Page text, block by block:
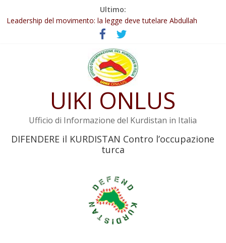
Ultimo:
Abdullah Öcalan: Le legge negativa deve essere trasformata in
legge positiva
Leadership del movimento: la legge deve tutelare Abdullah
Öcalan e l’intero movimento
Commissione donne del KNK: Şengal è di nuovo sotto minaccia
Non tenere conto della situazione di Rêber Apo ostacolerebbe
Il KNK chiede un’azione internazionale contro i crimini di guerra
UIKI ONLUS
Ufficio di Informazione del Kurdistan in Italia
DIFENDERE il KURDISTAN Contro l’occupazione
turca